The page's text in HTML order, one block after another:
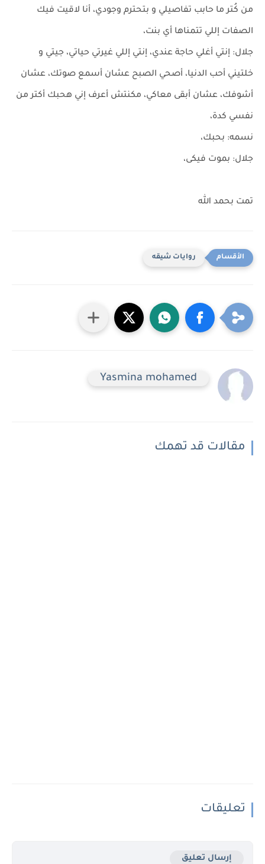
من كُتر ما حابب تفاصيلي و بتحترم وجودي، أنا لاقيت فيك
الصفات إللي تتمناها أي بنت،
جلال: إنتي أغلي حاجة عندي، إنتي إللي غيرتي حياتي، جيتي و
خلتيني أحب الدنيا، أصحي الصبح عشان أسمع صوتك، عشان
أشوفك، عشان أبقى معاكي، مكنتش أعرف إني هحبك أكتر من
نفسي كدة،
نسمه: بحبك،
جلال: بموت فيكى،
تمت بحمد الله
روايات شيقه
Yasmina mohamed
مقالات قد تهمك
تعليقات
إرسال تعليق